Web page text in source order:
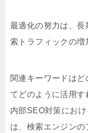
最適化の努力は、
索トラフィックの増
関連キーワードは
てどのように活用す
内部SEO対策にお
は、検索エンジン